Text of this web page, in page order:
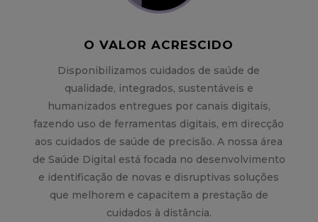
O VALOR ACRESCIDO
Disponibilizamos cuidados de saúde de
qualidade, integrados, sustentáveis e
humanizados entregues por canais digitais,
fazendo uso de ferramentas digitais, em direcção
aos cuidados de saúde de precisão. A nossa área
de Saúde Digital está focada no desenvolvimento
e identificação de novas e disruptivas soluções
que melhorem e capacitem a prestação de
cuidados à distância.